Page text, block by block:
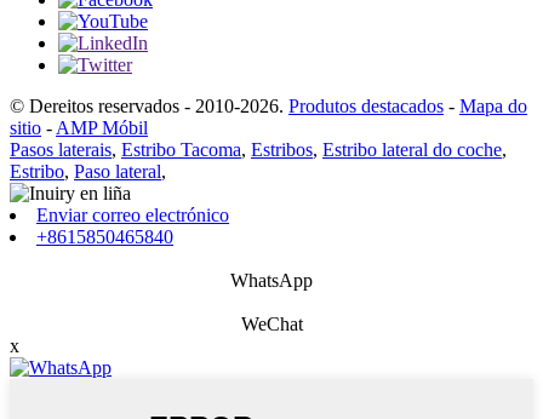
© Dereitos reservados - 2010-2026. Produtos destacados - Mapa do
sitio - AMP Móbil
Pasos laterais, Estribo Tacoma, Estribos, Estribo lateral do coche,
Estribo, Paso lateral,
Enviar correo electrónico
+8615850465840
WhatsApp
WeChat
x